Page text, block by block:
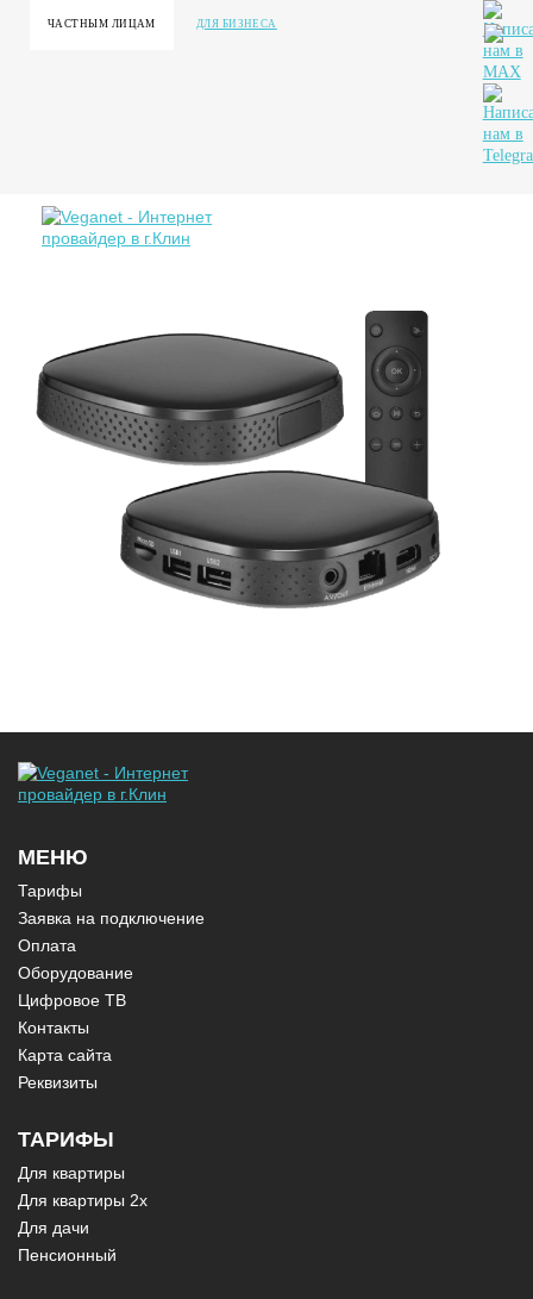
ЧАСТНЫМ ЛИЦАМ ДЛЯ БИЗНЕСА
МЕНЮ
Тарифы
Заявка на подключение
Оплата
Оборудование
Цифровое ТВ
Контакты
Карта сайта
Реквизиты
ТАРИФЫ
Для квартиры
Для квартиры 2х
Для дачи
Пенсионный